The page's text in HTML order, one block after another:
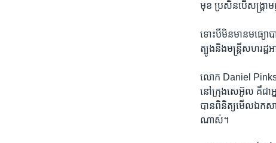
មុខ ​ប្រសិន​បើ​សង្គ្រាម​
ទោះបី​មិន​មាន​មធ្យោប
ត្បូង​និង​មន្ត្រី​សហ​រដ្ឋ​
លោក​ Daniel
នៅ​ក្រុង​សេអ៊ូល ​គឺ​ជា​
បាន​ពិនិត្យ​មើល​ឯកស
ណាស់។